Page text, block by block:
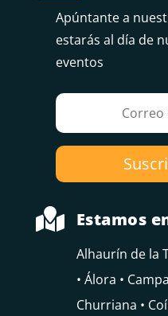
Apúntante a
estarás al día de
eventos
 Estamos
Alhaurín de la
• Álora •
Churriana •